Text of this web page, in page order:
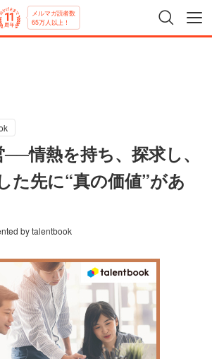
メルマガ読者数
65万人以上！
情熱を持ち、探求し、
た先に“真の価値”があ
by talentbook